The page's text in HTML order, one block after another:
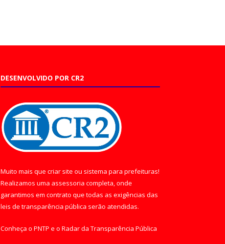
DESENVOLVIDO POR CR2
Muito mais que criar site ou sistema para prefeituras!
Realizamos uma assessoria completa, onde
garantimos em contrato que todas as exigências das
leis de transparência pública serão atendidas.
Conheça o PNTP e o Radar da Transparência Pública